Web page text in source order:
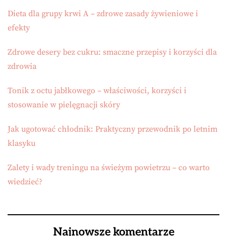
Dieta dla grupy krwi A – zdrowe zasady żywieniowe i
efekty
Zdrowe desery bez cukru: smaczne przepisy i korzyści dla
zdrowia
Tonik z octu jabłkowego – właściwości, korzyści i
stosowanie w pielęgnacji skóry
Jak ugotować chłodnik: Praktyczny przewodnik po letnim
klasyku
Zalety i wady treningu na świeżym powietrzu – co warto
wiedzieć?
Najnowsze komentarze